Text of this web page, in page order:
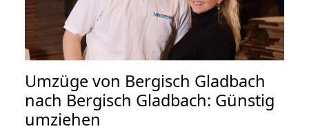
Umzüge von Bergisch Gladbach
nach Bergisch Gladbach: Günstig
umziehen